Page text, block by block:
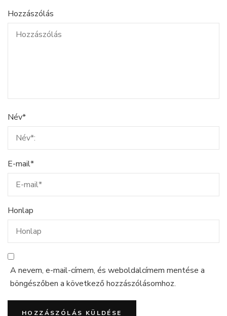
Hozzászólás
Név*
E-mail*
Honlap
A nevem, e-mail-címem, és weboldalcímem mentése a
böngészőben a következő hozzászólásomhoz.